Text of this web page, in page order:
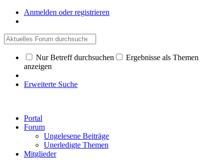
Anmelden oder registrieren
Nur Betreff durchsuchen
Ergebnisse als Themen
anzeigen
Erweiterte Suche
Portal
Forum
Ungelesene Beiträge
Unerledigte Themen
Mitglieder